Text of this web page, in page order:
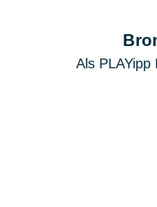
Als PLAYipp